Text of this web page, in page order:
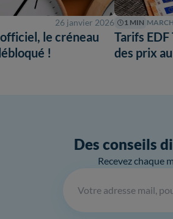
26 janvier 2026
le créneau
!
1 MIN
Tarifs
des prix
Des conseils
Recevez chaque